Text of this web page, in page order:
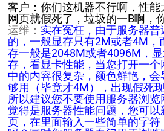
客户：你们这机器不行啊，性
网页就假死了，垃圾的一B啊，
运维： 实在冤枉，由于服务器
的，一般显存只有2M或者4M，
存一般是2048M或者4096M，
存，看显卡性能，当您打开一
中的内容很复杂，颜色鲜艳，
够用（毕竟才4M），出现假死
所以建议您不要使用服务器浏
觉得是服务器性能问题，您可以
页，在里面输入一些简单的字